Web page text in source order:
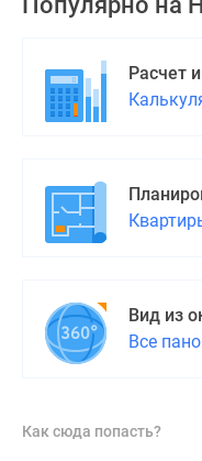
Расчет
Вид из
Все
Как сюда попасть?